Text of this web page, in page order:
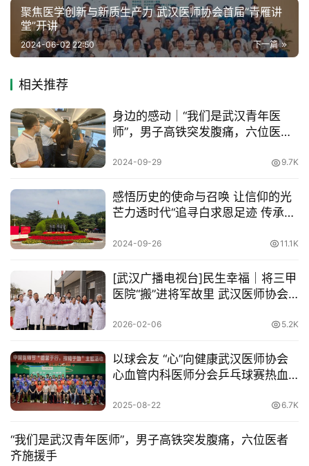
党
建
工
作
织
建
设
风
采
康
科
普
通
知
公
告
联
系
登录 注册
聚焦医学创新与新质生产力 武汉医师协会首届“青雁讲
堂”开讲
下一篇
2024-06-02 22:50
相关推荐
身边的感动｜“我们是武汉青年医
师”，男子高铁突发腹痛，六位医者
2024-09-29 9.7K
感悟历史的使命与召唤 让信仰的光
芒力透时代“追寻白求恩足迹 传承白
2024-09-26 11.1K
[武汉广播电视台]民生幸福｜将三甲
医院“搬”进将军故里 武汉医师协会
2026-02-06 5.2K
以球会友 “心”向健康武汉医师协会
心血管内科医师分会乒乓球赛热血
2025-08-22 6.7K
“我们是武汉青年医师”，男子高铁突发腹痛，六位医者
齐施援手